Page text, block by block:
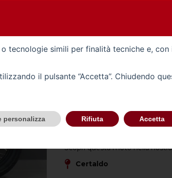
Carrozzeria -altro
CONTATTACI
Scopri questa moto nella
Certaldo
tecnologie simili per finalità tecniche e,
il pulsante “Accetta”. Chiudendo
personalizza Rifiuta Accetta